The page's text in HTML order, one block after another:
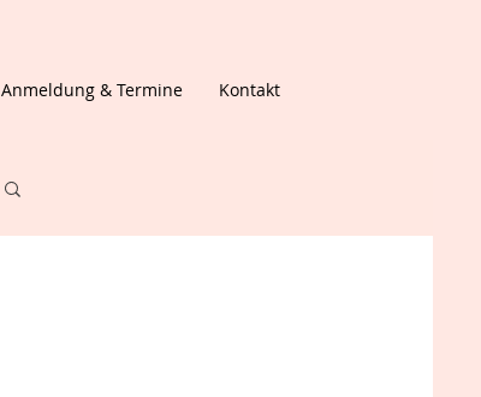
Anmeldung & Termine Kontakt